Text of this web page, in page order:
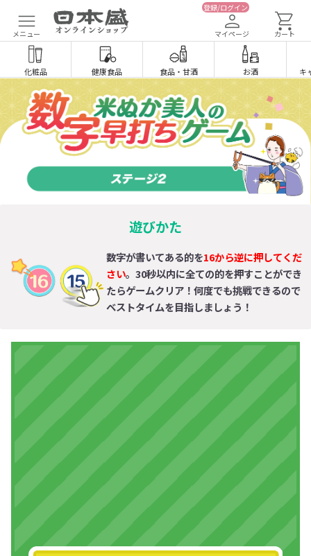
メニュー
登録/ログイン
マイページ カート
化粧品 健康食品 食品・ 甘酒 お酒 キ
遊びかた
数字が書いてある的を16から逆に押してくだ
さい。30秒以内に全ての的を押すことができ
たらゲームクリア！何度でも挑戦できるので
ベストタイムを目指しましょう！